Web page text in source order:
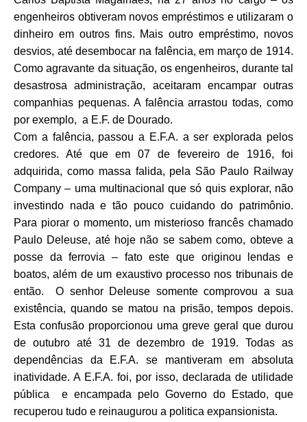
engenheiros obtiveram novos empréstimos e utilizaram o
dinheiro em outros fins. Mais outro empréstimo, novos
desvios, até desembocar na falência, em março de 1914.
Como agravante da situação, os engenheiros, durante tal
desastrosa administração, aceitaram encampar outras
companhias pequenas. A falência arrastou todas, como
por exemplo, a E.F. de Dourado.
Com a falência, passou a E.F.A. a ser explorada pelos
credores. Até que em 07 de fevereiro de 1916, foi
adquirida, como massa falida, pela São Paulo Railway
Company – uma multinacional que só quis explorar, não
investindo nada e tão pouco cuidando do patrimônio.
Para piorar o momento, um misterioso francês chamado
Paulo Deleuse, até hoje não se sabem como, obteve a
posse da ferrovia – fato este que originou lendas e
boatos, além de um exaustivo processo nos tribunais de
então. O senhor Deleuse somente comprovou a sua
existência, quando se matou na prisão, tempos depois.
Esta confusão proporcionou uma greve geral que durou
de outubro até 31 de dezembro de 1919. Todas as
dependências da E.F.A. se mantiveram em absoluta
inatividade. A E.F.A. foi, por isso, declarada de utilidade
pública e encampada pelo Governo do Estado, que
recuperou tudo e reinaugurou a politica expansionista.